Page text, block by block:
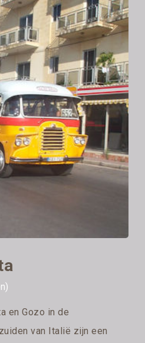
en Gozo in de
van Italië zijn een